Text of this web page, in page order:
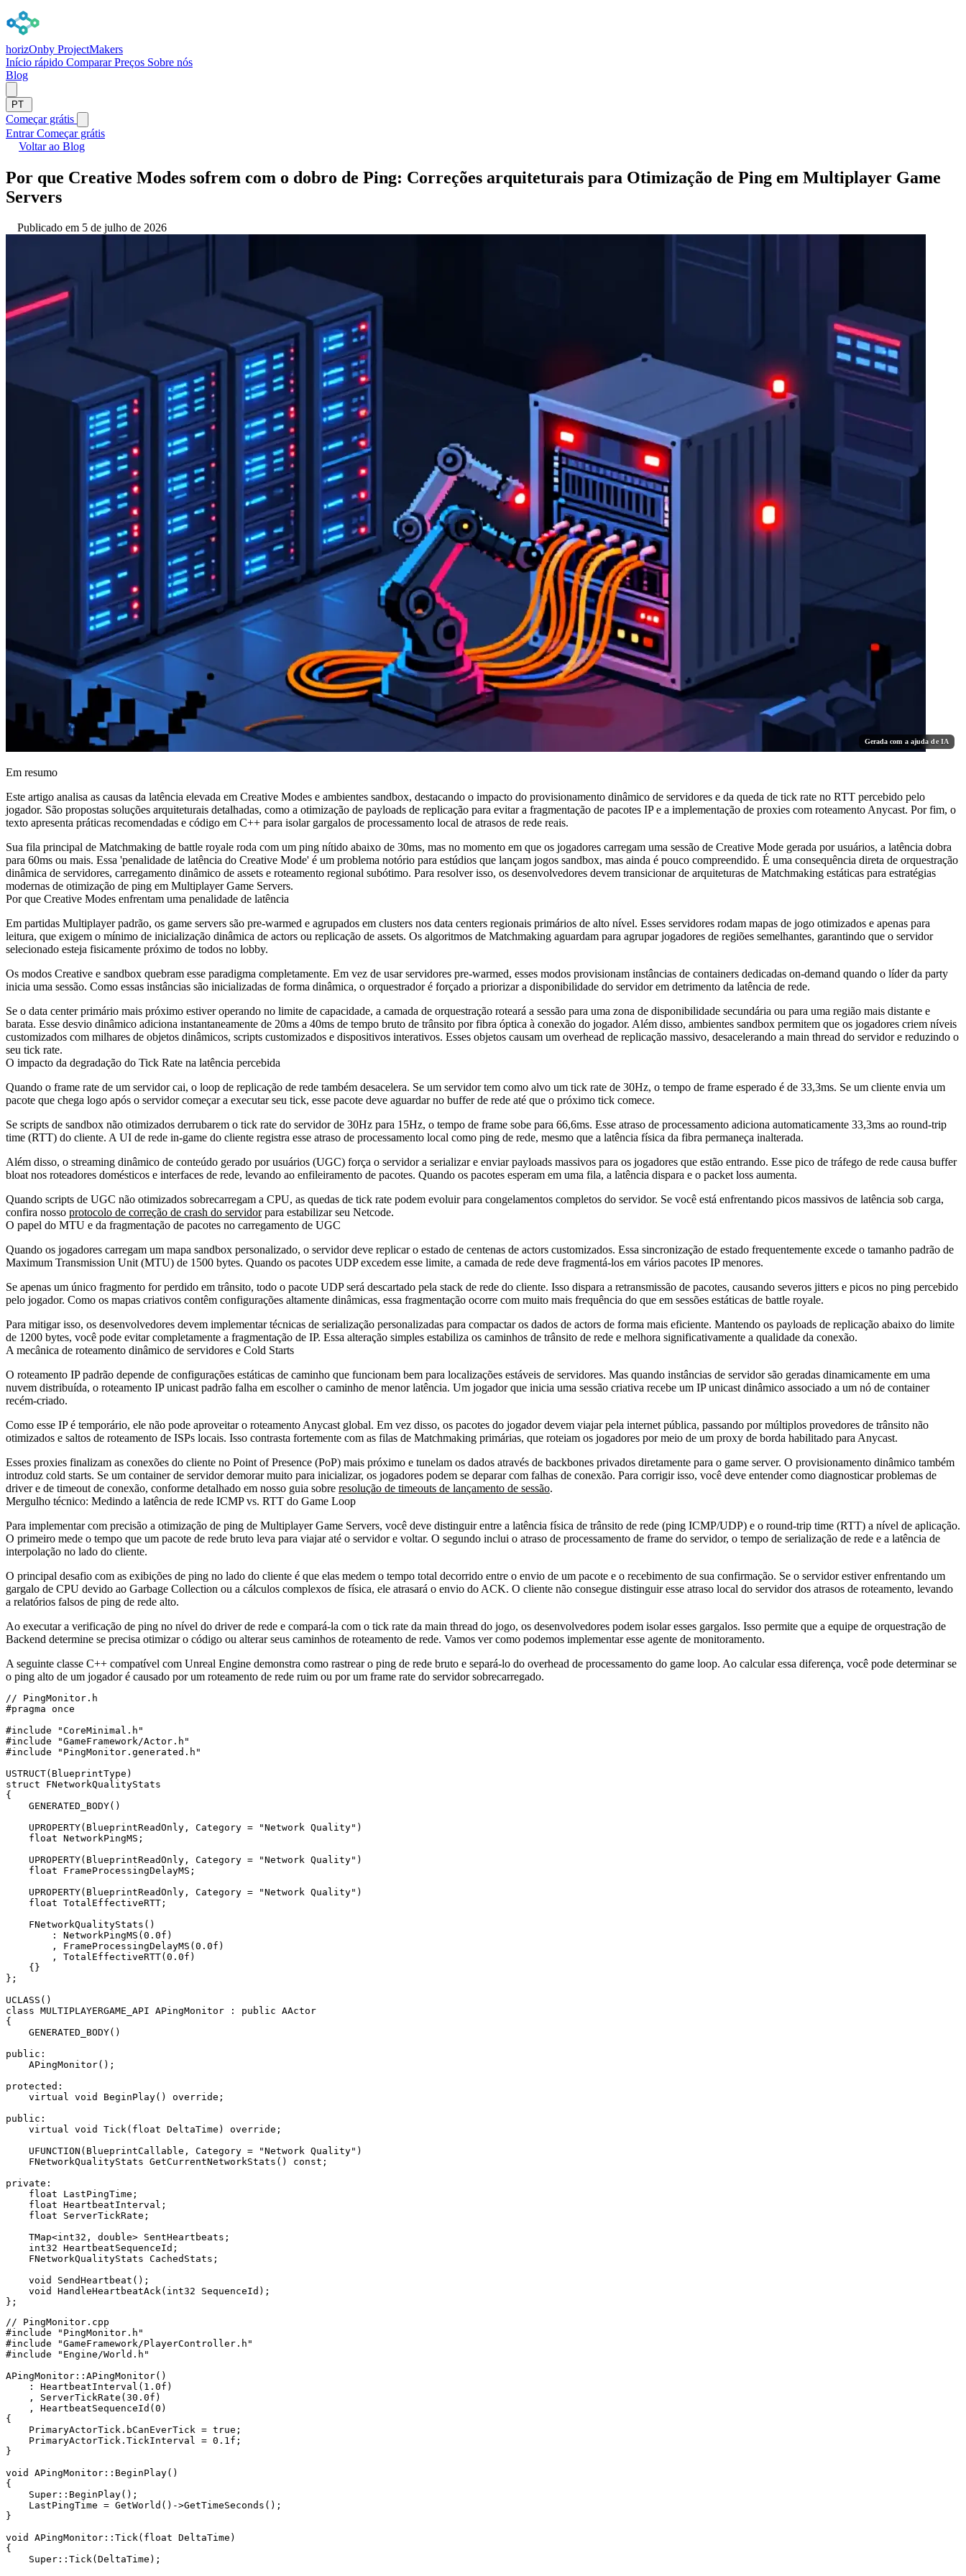
horizOnby ProjectMakers
Início rápido CompararPreços Sobre nós
Blog
PT
Começar grátis
EntrarComeçar grátis
Voltar ao Blog
Por que Creative Modes sofrem com o dobro de Ping: Correções arquiteturais para Otimização de Ping em Multiplayer Game
Servers
Publicado em 5 de julho de 2026
Gerada com a ajuda de IA
Em resumo
Este artigo analisa as causas da latência elevada em Creative Modes e ambientes sandbox, destacando o impacto do provisionamento dinâmico de servidores e da queda de tick rate no RTT percebido pelo
jogador. São propostas soluções arquiteturais detalhadas, como a otimização de payloads de replicação para evitar a fragmentação de pacotes IP e a implementação de proxies com roteamento Anycast. Por fim, o
texto apresenta práticas recomendadas e código em C++ para isolar gargalos de processamento local de atrasos de rede reais.
Sua fila principal de Matchmaking de battle royale roda com um ping nítido abaixo de 30ms, mas no momento em que os jogadores carregam uma sessão de Creative Mode gerada por usuários, a latência dobra
para 60ms ou mais. Essa 'penalidade de latência do Creative Mode' é um problema notório para estúdios que lançam jogos sandbox, mas ainda é pouco compreendido. É uma consequência direta de orquestração
dinâmica de servidores, carregamento dinâmico de assets e roteamento regional subótimo. Para resolver isso, os desenvolvedores devem transicionar de arquiteturas de Matchmaking estáticas para estratégias
modernas de otimização de ping em Multiplayer Game Servers.
Por que Creative Modes enfrentam uma penalidade de latência
Em partidas Multiplayer padrão, os game servers são pre-warmed e agrupados em clusters nos data centers regionais primários de alto nível. Esses servidores rodam mapas de jogo otimizados e apenas para
leitura, que exigem o mínimo de inicialização dinâmica de actors ou replicação de assets. Os algoritmos de Matchmaking aguardam para agrupar jogadores de regiões semelhantes, garantindo que o servidor
selecionado esteja fisicamente próximo de todos no lobby.
Os modos Creative e sandbox quebram esse paradigma completamente. Em vez de usar servidores pre-warmed, esses modos provisionam instâncias de containers dedicadas on-demand quando o líder da party
inicia uma sessão. Como essas instâncias são inicializadas de forma dinâmica, o orquestrador é forçado a priorizar a disponibilidade do servidor em detrimento da latência de rede.
Se o data center primário mais próximo estiver operando no limite de capacidade, a camada de orquestração roteará a sessão para uma zona de disponibilidade secundária ou para uma região mais distante e
barata. Esse desvio dinâmico adiciona instantaneamente de 20ms a 40ms de tempo bruto de trânsito por fibra óptica à conexão do jogador. Além disso, ambientes sandbox permitem que os jogadores criem níveis
customizados com milhares de objetos dinâmicos, scripts customizados e dispositivos interativos. Esses objetos causam um overhead de replicação massivo, desacelerando a main thread do servidor e reduzindo o
seu tick rate.
O impacto da degradação do Tick Rate na latência percebida
Quando o frame rate de um servidor cai, o loop de replicação de rede também desacelera. Se um servidor tem como alvo um tick rate de 30Hz, o tempo de frame esperado é de 33,3ms. Se um cliente envia um
pacote que chega logo após o servidor começar a executar seu tick, esse pacote deve aguardar no buffer de rede até que o próximo tick comece.
Se scripts de sandbox não otimizados derrubarem o tick rate do servidor de 30Hz para 15Hz, o tempo de frame sobe para 66,6ms. Esse atraso de processamento adiciona automaticamente 33,3ms ao round-trip
time (RTT) do cliente. A UI de rede in-game do cliente registra esse atraso de processamento local como ping de rede, mesmo que a latência física da fibra permaneça inalterada.
Além disso, o streaming dinâmico de conteúdo gerado por usuários (UGC) força o servidor a serializar e enviar payloads massivos para os jogadores que estão entrando. Esse pico de tráfego de rede causa buffer
bloat nos roteadores domésticos e interfaces de rede, levando ao enfileiramento de pacotes. Quando os pacotes esperam em uma fila, a latência dispara e o packet loss aumenta.
Quando scripts de UGC não otimizados sobrecarregam a CPU, as quedas de tick rate podem evoluir para congelamentos completos do servidor. Se você está enfrentando picos massivos de latência sob carga,
confira nosso protocolo de correção de crash do servidorpara estabilizar seu Netcode.
O papel do MTU e da fragmentação de pacotes no carregamento de UGC
Quando os jogadores carregam um mapa sandbox personalizado, o servidor deve replicar o estado de centenas de actors customizados. Essa sincronização de estado frequentemente excede o tamanho padrão de
Maximum Transmission Unit (MTU) de 1500 bytes. Quando os pacotes UDP excedem esse limite, a camada de rede deve fragmentá-los em vários pacotes IP menores.
Se apenas um único fragmento for perdido em trânsito, todo o pacote UDP será descartado pela stack de rede do cliente. Isso dispara a retransmissão de pacotes, causando severos jitters e picos no ping percebido
pelo jogador. Como os mapas criativos contêm configurações altamente dinâmicas, essa fragmentação ocorre com muito mais frequência do que em sessões estáticas de battle royale.
Para mitigar isso, os desenvolvedores devem implementar técnicas de serialização personalizadas para compactar os dados de actors de forma mais eficiente. Mantendo os payloads de replicação abaixo do limite
de 1200 bytes, você pode evitar completamente a fragmentação de IP. Essa alteração simples estabiliza os caminhos de trânsito de rede e melhora significativamente a qualidade da conexão.
A mecânica de roteamento dinâmico de servidores e Cold Starts
O roteamento IP padrão depende de configurações estáticas de caminho que funcionam bem para localizações estáveis de servidores. Mas quando instâncias de servidor são geradas dinamicamente em uma
nuvem distribuída, o roteamento IP unicast padrão falha em escolher o caminho de menor latência. Um jogador que inicia uma sessão criativa recebe um IP unicast dinâmico associado a um nó de container
recém-criado.
Como esse IP é temporário, ele não pode aproveitar o roteamento Anycast global. Em vez disso, os pacotes do jogador devem viajar pela internet pública, passando por múltiplos provedores de trânsito não
otimizados e saltos de roteamento de ISPs locais. Isso contrasta fortemente com as filas de Matchmaking primárias, que roteiam os jogadores por meio de um proxy de borda habilitado para Anycast.
Esses proxies finalizam as conexões do cliente no Point of Presence (PoP) mais próximo e tunelam os dados através de backbones privados diretamente para o game server. O provisionamento dinâmico também
introduz cold starts. Se um container de servidor demorar muito para inicializar, os jogadores podem se deparar com falhas de conexão. Para corrigir isso, você deve entender como diagnosticar problemas de
driver e de timeout de conexão, conforme detalhado em nosso guia sobre resolução de timeouts de lançamento de sessão.
Mergulho técnico: Medindo a latência de rede ICMP vs. RTT do Game Loop
Para implementar com precisão a otimização de ping de Multiplayer Game Servers, você deve distinguir entre a latência física de trânsito de rede (ping ICMP/UDP) e o round-trip time (RTT) a nível de aplicação.
O primeiro mede o tempo que um pacote de rede bruto leva para viajar até o servidor e voltar. O segundo inclui o atraso de processamento de frame do servidor, o tempo de serialização de rede e a latência de
interpolação no lado do cliente.
O principal desafio com as exibições de ping no lado do cliente é que elas medem o tempo total decorrido entre o envio de um pacote e o recebimento de sua confirmação. Se o servidor estiver enfrentando um
gargalo de CPU devido ao Garbage Collection ou a cálculos complexos de física, ele atrasará o envio do ACK. O cliente não consegue distinguir esse atraso local do servidor dos atrasos de roteamento, levando
a relatórios falsos de ping de rede alto.
Ao executar a verificação de ping no nível do driver de rede e compará-la com o tick rate da main thread do jogo, os desenvolvedores podem isolar esses gargalos. Isso permite que a equipe de orquestração de
Backend determine se precisa otimizar o código ou alterar seus caminhos de roteamento de rede. Vamos ver como podemos implementar esse agente de monitoramento.
A seguinte classe C++ compatível com Unreal Engine demonstra como rastrear o ping de rede bruto e separá-lo do overhead de processamento do game loop. Ao calcular essa diferença, você pode determinar se
o ping alto de um jogador é causado por um roteamento de rede ruim ou por um frame rate do servidor sobrecarregado.
// PingMonitor.h
#pragma once
#include "CoreMinimal.h"
#include "GameFramework/Actor.h"
#include "PingMonitor.generated.h"
USTRUCT(BlueprintType)
struct FNetworkQualityStats
{
    GENERATED_BODY()
    UPROPERTY(BlueprintReadOnly, Category = "Network Quality")
    float NetworkPingMS;
    UPROPERTY(BlueprintReadOnly, Category = "Network Quality")
    float FrameProcessingDelayMS;
    UPROPERTY(BlueprintReadOnly, Category = "Network Quality")
    float TotalEffectiveRTT;
    FNetworkQualityStats()
        : NetworkPingMS(0.0f)
        , FrameProcessingDelayMS(0.0f)
        , TotalEffectiveRTT(0.0f)
    {}
};
UCLASS()
class MULTIPLAYERGAME_API APingMonitor : public AActor
{
    GENERATED_BODY()
public:
    APingMonitor();
protected:
    virtual void BeginPlay() override;
public:
    virtual void Tick(float DeltaTime) override;
    UFUNCTION(BlueprintCallable, Category = "Network Quality")
    FNetworkQualityStats GetCurrentNetworkStats() const;
private:
    float LastPingTime;
    float HeartbeatInterval;
    float ServerTickRate;
    TMap<int32, double> SentHeartbeats;
    int32 HeartbeatSequenceId;
    FNetworkQualityStats CachedStats;
    void SendHeartbeat();
    void HandleHeartbeatAck(int32 SequenceId);
// PingMonitor.cpp
#include "PingMonitor.h"
#include "GameFramework/PlayerController.h"
#include "Engine/World.h"
APingMonitor::APingMonitor()
    : HeartbeatInterval(1.0f)
    , ServerTickRate(30.0f)
    , HeartbeatSequenceId(0)
{
    PrimaryActorTick.bCanEverTick = true;
    PrimaryActorTick.TickInterval = 0.1f;
}
void APingMonitor::BeginPlay()
{
    Super::BeginPlay();
    LastPingTime = GetWorld()->GetTimeSeconds();
}
void APingMonitor::Tick(float DeltaTime)
{
    Super::Tick(DeltaTime);